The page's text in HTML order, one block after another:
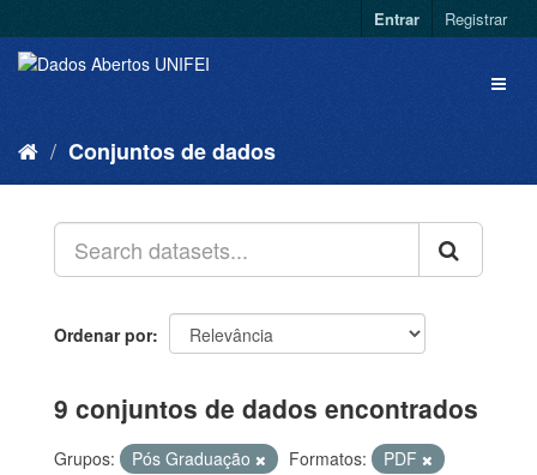
Entrar Registrar
Conjuntos de dados
Ordenar por
9 conjuntos de dados encontrados
Grupos: Pós Graduação Formatos:
PDF